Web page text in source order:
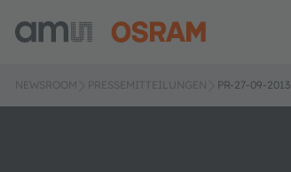
NEWSROOM PRESSEMITTEILUNGEN PR-27-09-2013